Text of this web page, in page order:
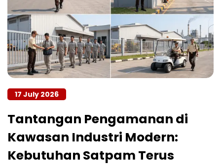
17 July 2026
Tantangan Pengamanan di
Kawasan Industri Modern:
Kebutuhan Satpam Terus